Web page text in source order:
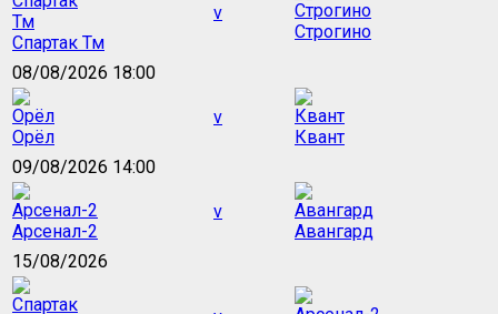
Спартак Тм
v
Строгино
08/08/2026 18:00
Орёл
v
Квант
09/08/2026 14:00
Арсенал-2
v
Авангард
15/08/2026